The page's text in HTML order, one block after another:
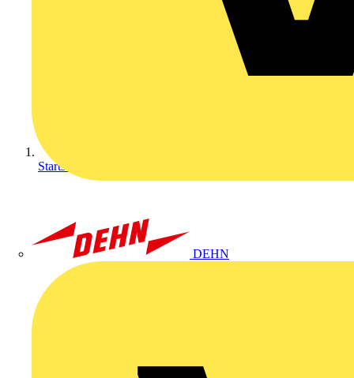
DEHN
Startseite